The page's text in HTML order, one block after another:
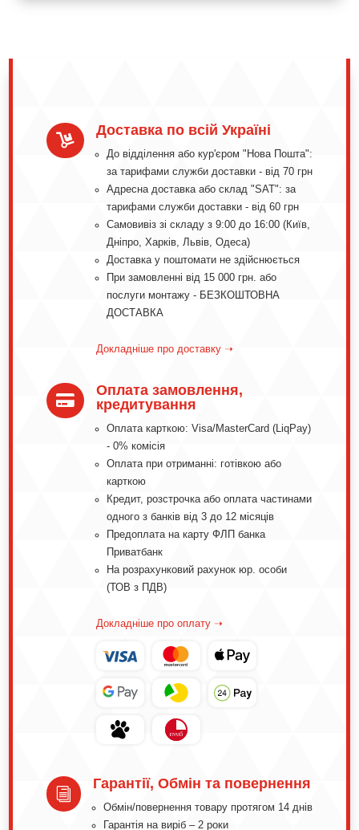

Доставка по всій Україні
До відділення або кур'єром "Нова Пошта":
за тарифами служби доставки - від 70 грн
Адресна доставка або склад "SAT": за
тарифами служби доставки - від 60 грн
Самовивіз зі складу з 9:00 до 16:00 (Київ,
Дніпро, Харків, Львів, Одеса)
Доставка у поштомати не здійснюється
При замовленні від 15 000 грн. або
послуги монтажу - БЕЗКОШТОВНА
ДОСТАВКА
Докладніше про доставку ➝

Оплата замовлення,
кредитування
Оплата карткою: Visa/MasterCard (LiqPay)
- 0% комісія
Оплата при отриманні: готівкою або
карткою
Кредит, розстрочка або оплата частинами
одного з банків від 3 до 12 місяців
Предоплата на карту ФЛП банка
Приватбанк
На розрахунковий рахунок юр. особи
(ТОВ з ПДВ)
Докладніше про оплату ➝
i
Гарантії, Обмін та повернення
Обмін/повернення товару протягом 14 днів
Гарантія на виріб – 2 роки